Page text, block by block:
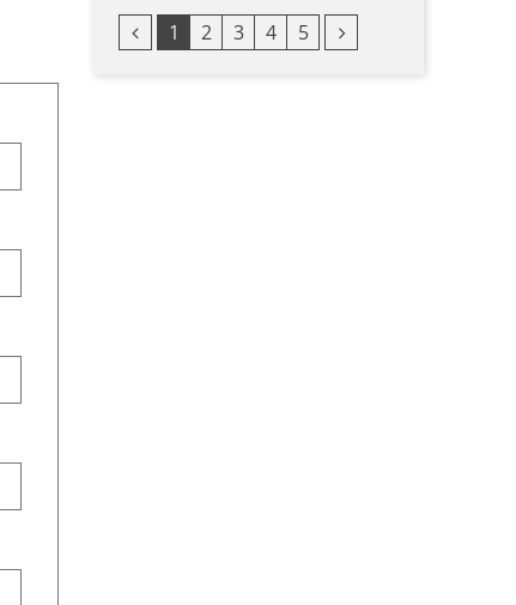
Vorherige Seite
1 2 3 4 5 Nächste Seite